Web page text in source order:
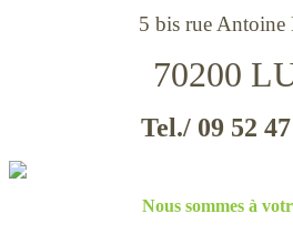
5 bis rue Antoine
70200
Tel./ 09 52
Nous sommes à